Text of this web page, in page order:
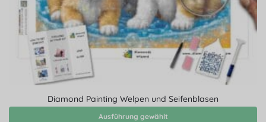
Diamond Painting Welpen und Seifenblasen
Ausführung gewählt